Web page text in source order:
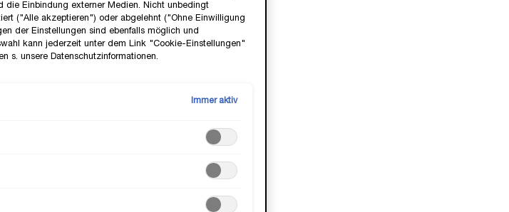
die Einbindung externer Medien. Nicht unbedingt
("Alle akzeptieren") oder abgelehnt ("Ohne Einwilligung
der Einstellungen sind ebenfalls möglich und
kann jederzeit unter dem Link "Cookie-Einstellungen"
s. unsere Datenschutzinformationen.
Immer aktiv